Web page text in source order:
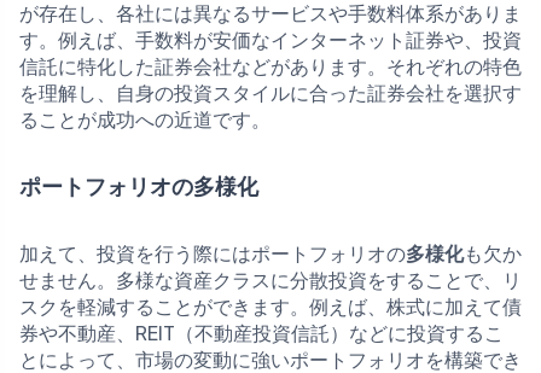
が存在し、各社には異なるサービスや手数料体系がありま
す。例えば、手数料が安価なインターネット証券や、投資
信託に特化した証券会社などがあります。それぞれの特色
を理解し、自身の投資スタイルに合った証券会社を選択す
ることが成功への近道です。
ポートフォリオの多様化
加えて、投資を行う際にはポートフォリオの多様化も欠か
せません。多様な資産クラスに分散投資をすることで、リ
スクを軽減することができます。例えば、株式に加えて債
券や不動産、REIT（不動産投資信託）などに投資するこ
とによって、市場の変動に強いポートフォリオを構築でき